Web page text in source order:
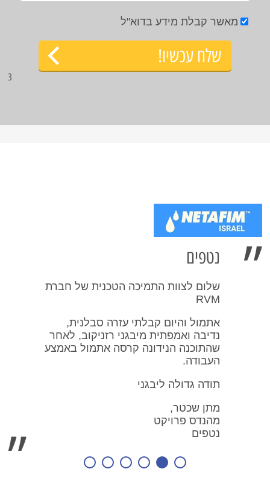
מאשר קבלת מידע בדוא"ל
שלח עכשיו!
3
נטפים
שלום לצוות התמיכה הטכנית של חברת
RVM
אתמול והיום קבלתי עזרה סבלנית,
נדיבה ואמפתית מיבגני רזניקוב, לאחר
שהתוכנה הנידונה קרסה אתמול באמצע
העבודה.
תודה גדולה ליבגני
מתן שכטר,
מהנדס פרויקט
נטפים